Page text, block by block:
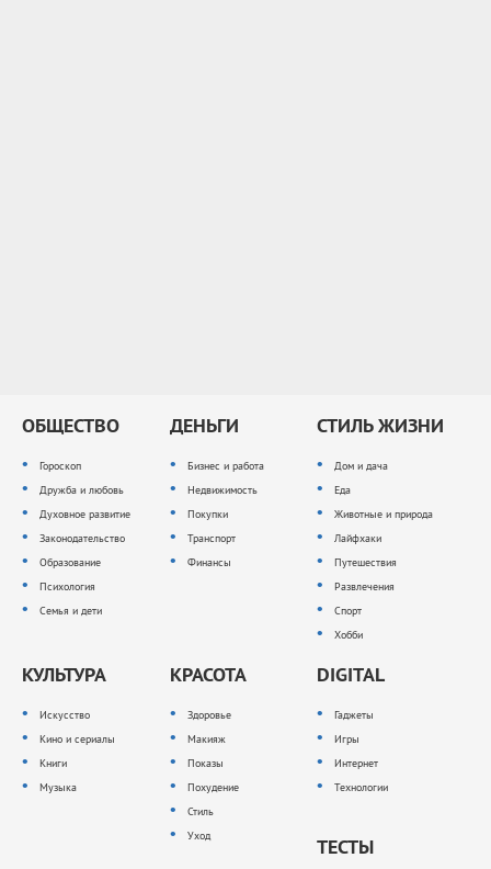
ОБЩЕСТВО
Гороскоп
Дружба и любовь
Духовное развитие
Законодательство
Образование
Психология
Семья и дети
ДЕНЬГИ
Бизнес и работа
Недвижимость
Покупки
Транспорт
Финансы
СТИЛЬ ЖИЗНИ
Дом и дача
Еда
Животные и природа
Лайфхаки
Путешествия
Развлечения
Спорт
Хобби
КУЛЬТУРА
Искусство
Кино и сериалы
Книги
Музыка
КРАСОТА
Здоровье
Макияж
Показы
Похудение
Стиль
Уход
DIGITAL
Гаджеты
Игры
Интернет
Технологии
ТЕСТЫ